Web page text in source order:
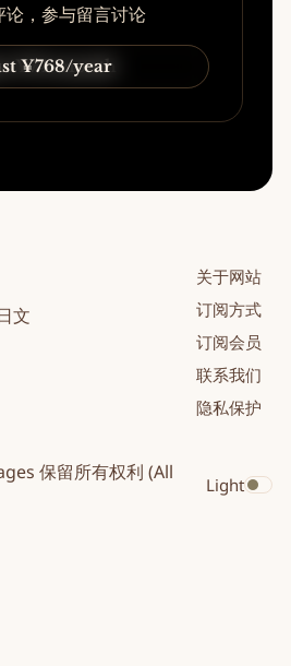
，参与留言讨论
¥74/month
¥768/year
文
关于网站
订阅方式
订阅会员
联系我们
隐私保护
保留所有权利 (All
Toggle
Light